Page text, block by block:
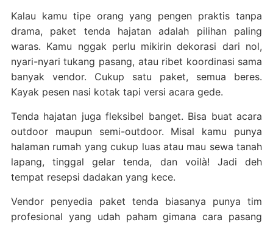
Kalau kamu tipe orang yang pengen praktis tanpa
drama, paket tenda hajatan adalah pilihan paling
waras. Kamu nggak perlu mikirin dekorasi dari nol,
nyari-nyari tukang pasang, atau ribet koordinasi sama
banyak vendor. Cukup satu paket, semua beres.
Kayak pesen nasi kotak tapi versi acara gede.
Tenda hajatan juga fleksibel banget. Bisa buat acara
outdoor maupun semi-outdoor. Misal kamu punya
halaman rumah yang cukup luas atau mau sewa tanah
lapang, tinggal gelar tenda, dan voilà! Jadi deh
tempat resepsi dadakan yang kece.
Vendor penyedia paket tenda biasanya punya tim
profesional yang udah paham gimana cara pasang